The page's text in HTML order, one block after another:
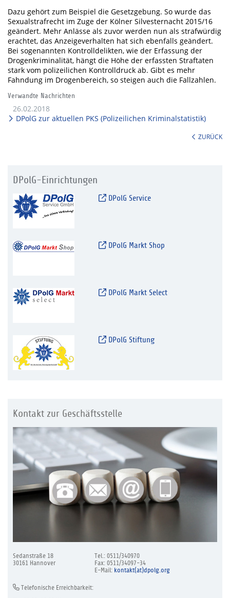
Dazu gehört zum Beispiel die Gesetzgebung. So wurde das
Sexualstrafrecht im Zuge der Kölner Silvesternacht 2015/16
geändert. Mehr Anlässe als zuvor werden nun als strafwürdig
erachtet, das Anzeigeverhalten hat sich ebenfalls geändert.
Bei sogenannten Kontrolldelikten, wie der Erfassung der
Drogenkriminalität, hängt die Höhe der erfassten Straftaten
stark vom polizeilichen Kontrolldruck ab. Gibt es mehr
Fahndung im Drogenbereich, so steigen auch die Fallzahlen.
Verwandte Nachrichten
26.02.2018
DPolG zur aktuellen PKS (Polizeilichen Kriminalstatistik)
ZURÜCK
DPolG-Einrichtungen
DPolG Service
DPolG Markt Shop
DPolG Markt Select
DPolG Stiftung
Kontakt zur Geschäftsstelle
Sedanstraße 18
30161 Hannover
Tel.: 0511/340970
Fax: 0511/34097-34
E-Mail: kontakt(at)dpolg.org
Telefonische Erreichbarkeit: